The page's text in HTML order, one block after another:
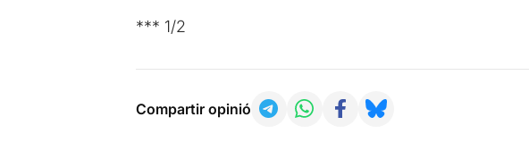
*** 1/2
Compartir opinió